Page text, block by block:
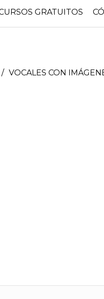
GRATUITOS
VOCALES CON